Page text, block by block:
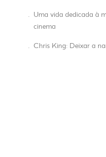
.
Uma vida dedicada à
cinema
. Chris King: Deixar a